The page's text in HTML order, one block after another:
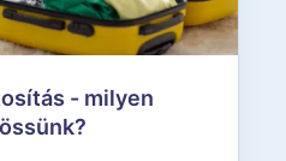
- milyen